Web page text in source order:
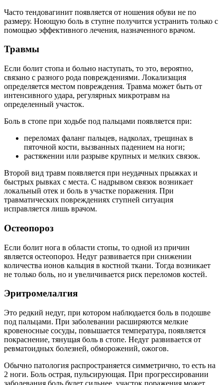
Часто тендовагинит появляется от ношения обуви не по
размеру. Ноющую боль в ступне получится устранить только с
помощью эффективного лечения, назначенного врачом.
Травмы
Если болит стопа и больно наступать, то это, вероятно,
связано с разного рода повреждениями. Локализация
определяется местом повреждения. Травма может быть от
интенсивного удара, регулярных микротравм на
определенный участок.
Боль в стопе при ходьбе под пальцами появляется при:
переломах фаланг пальцев, надколах, трещинах в
пяточной кости, вызванных падением на ноги;
растяжении или разрыве крупных и мелких связок.
Второй вид травм появляется при неудачных прыжках и
быстрых рывках с места. С надрывом связок возникает
локальный отек и боль в участке поражения. При
травматических повреждениях ступней ситуация
исправляется лишь врачом.
Остеопороз
Если болит нога в области стопы, то одной из причин
является остеопороз. Недуг развивается при снижении
количества ионов кальция в костной ткани. Тогда возникает
не только боль, но и увеличивается риск переломов костей.
Эритромелалгия
Это редкий недуг, при котором наблюдается боль в подошве
под пальцами. При заболевании расширяются мелкие
кровеносные сосуды, повышается температура, появляется
покраснение, тянущая боль в стопе. Недуг развивается от
ревматоидных болезней, обморожений, ожогов.
Обычно патология распространяется симметрично, то есть на
2 ноги. Боль острая, пульсирующая. При прогрессировании
заболевания боль будет сильнее, участок поражения может